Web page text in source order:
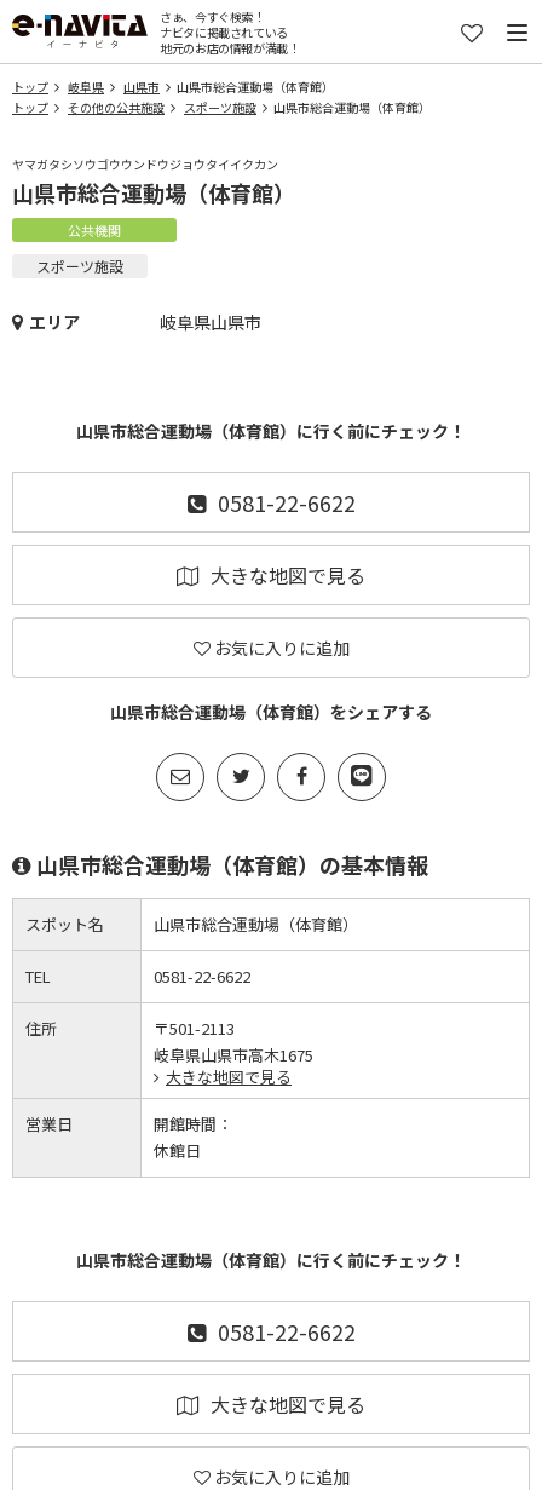
さぁ、今すぐ検索！
ナビタに掲載されている
地元のお店の情報が満載！
トップ 岐阜県 山県市
山県市総合運動場（体育館）
トップ
その他の公共施設 スポーツ施設 山県市総合運動場（体育館）
ヤマガタシソウゴウウンドウジョウタイイクカン
山県市総合運動場（体育館）
公共機関
スポーツ施設
エリア 岐阜県山県市
山県市総合運動場（体育館）に行く前にチェック！
0581-22-6622
大きな地図で見る
お気に入りに追加
山県市総合運動場（体育館）をシェアする
山県市総合運動場（体育館）の基本情報
スポット名 山県市総合運動場（体育館）
TEL 0581-22-6622
住所
〒501-2113
岐阜県山県市高木1675
大きな地図で見る
営業日
開館時間：
休館日
山県市総合運動場（体育館）に行く前にチェック！
0581-22-6622
大きな地図で見る
お気に入りに追加